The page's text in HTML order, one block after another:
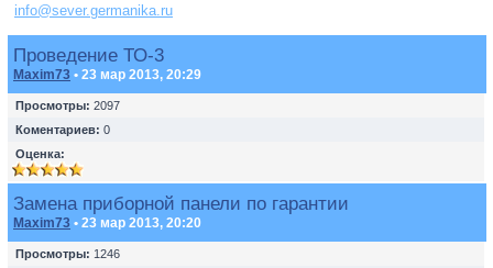
info@sever.germanika.ru
Проведение ТО-3
Maxim73 • 23 мар 2013, 20:29
Просмотры: 2097
Коментариев: 0
Оценка:
Замена приборной панели по гарантии
Maxim73 • 23 мар 2013, 20:20
Просмотры: 1246